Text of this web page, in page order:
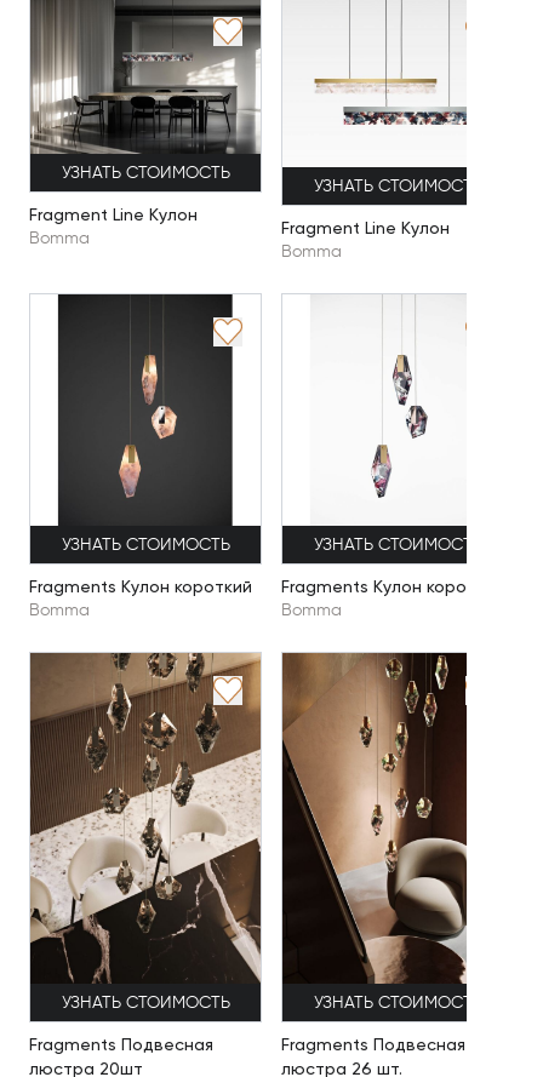
УЗНАТЬ СТОИМОСТЬ
Fragment Line Кулон
Bomma
УЗНАТЬ СТОИМОСТЬ
Fragment Line Кулон
Bomma
УЗНАТЬ СТОИМОСТЬ
Fragments Кулон короткий
Bomma
УЗНАТЬ СТОИМОСТЬ
Fragments Кулон короткий
Bomma
УЗНАТЬ СТОИМОСТЬ
Fragments Подвесная
люстра 20шт
УЗНАТЬ СТОИМОСТЬ
Fragments Подвесная
люстра 26 шт.